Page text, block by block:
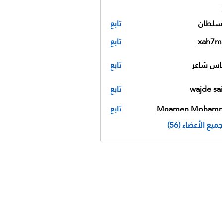
تابع
تابع
شاعر
تابع
wajde
تابع
Moamen
تابع
الأعضاء (56)